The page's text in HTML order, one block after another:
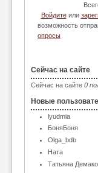
Войдитеили
возможность
опросы
Сейчас на сайте
Сейчас на сайте 0
Новые
lyudmia
БоняБоня
Olga_bdb
Ната
Татьяна